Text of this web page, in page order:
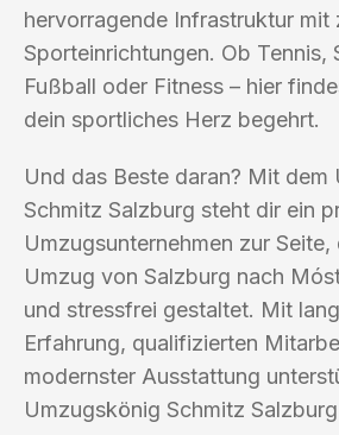
hervorragende Infrastruktur mit
Sporteinrichtungen. Ob Tennis,
Fußball oder Fitness – hier
dein sportliches Herz begehrt.
Und das Beste daran? Mit dem
Schmitz Salzburg steht dir ein
Umzugsunternehmen zur Seite,
Umzug von Salzburg nach
und stressfrei gestaltet. Mit
Erfahrung, qualifizierten
modernster Ausstattung
Umzugskönig Schmitz